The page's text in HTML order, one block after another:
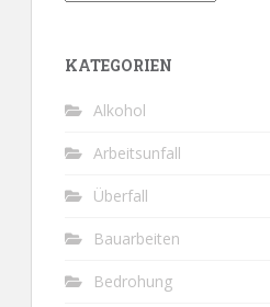
KATEGORIEN
Alkohol
Arbeitsunfall
Überfall
Bauarbeiten
Bedrohung